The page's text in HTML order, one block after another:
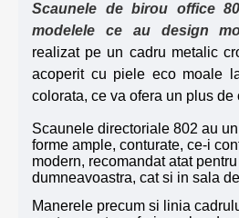
Scaunele de birou office
modelele ce au design
realizat pe un cadru metalic
acoperit cu piele eco moale
colorata, ce va ofera un plus de
Scaunele directoriale 802 au
forme ample, conturate, ce-i
modern, recomandat atat
dumneavoastra, cat si in sala
Manerele precum si linia